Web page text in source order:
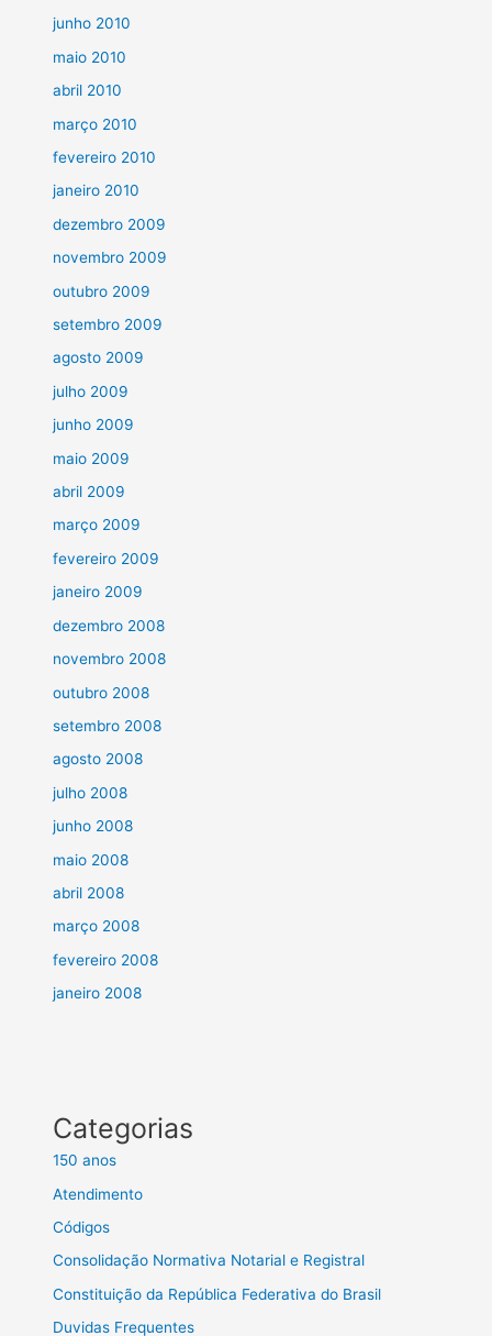
junho 2010
maio 2010
abril 2010
março 2010
fevereiro 2010
janeiro 2010
dezembro 2009
novembro 2009
outubro 2009
setembro 2009
agosto 2009
julho 2009
junho 2009
maio 2009
abril 2009
março 2009
fevereiro 2009
janeiro 2009
dezembro 2008
novembro 2008
outubro 2008
setembro 2008
agosto 2008
julho 2008
junho 2008
maio 2008
abril 2008
março 2008
fevereiro 2008
janeiro 2008
Categorias
150 anos
Atendimento
Códigos
Consolidação Normativa Notarial e Registral
Constituição da República Federativa do Brasil
Duvidas Frequentes